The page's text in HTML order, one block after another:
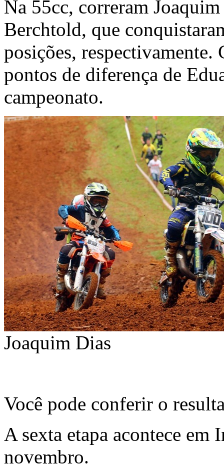
Na 55cc, correram
Berchtold, que
posições,
pontos de diferença de
campeonato.
Joaquim Dias
Você pode conferir o
A sexta etapa acontece em
novembro.